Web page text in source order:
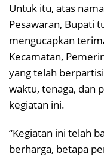
Untuk itu, atas
Pesawaran, Bupati
mengucapkan
Kecamatan,
yang telah
waktu, tenaga, dan
kegiatan ini.
“Kegiatan ini telah
berharga, betapa